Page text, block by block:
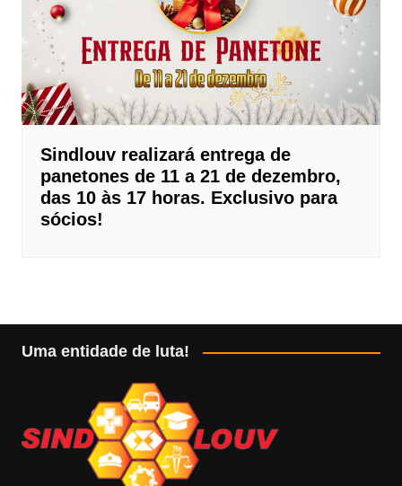
Sindlouv realizará entrega de
panetones de 11 a 21 de dezembro,
das 10 às 17 horas. Exclusivo para
sócios!
Uma entidade de luta!